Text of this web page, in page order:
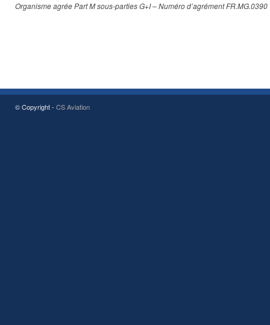
Organisme agrée Part M sous-parties G+I – Numéro d’agrément FR.MG.0390
© Copyright - CS Aviation